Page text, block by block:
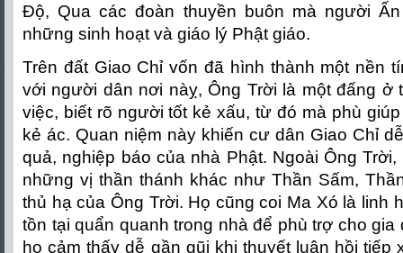
Độ, Qua các đoàn thuyền buôn mà người
những sinh hoạt và giáo lý Phật giáo.
Trên đất Giao Chỉ vốn đã hình thành một nền
với người dân nơi nàỵ, Ông Trời là một đấng ở
việc, biết rõ người tốt kẻ xấu, từ đó mà phù
kẻ ác. Quan niệm này khiến cư dân Giao Chỉ
quả, nghiệp báo của nhà Phật. Ngoài Ông
những vị thần thánh khác như Thần Sấm,
thủ hạ của Ông Trời. Họ cũng coi Ma Xó là linh
tồn tại quẩn quanh trong nhà để phù trợ cho
họ cảm thấy dễ gần gũi khi thuyết luân hồi tiếp